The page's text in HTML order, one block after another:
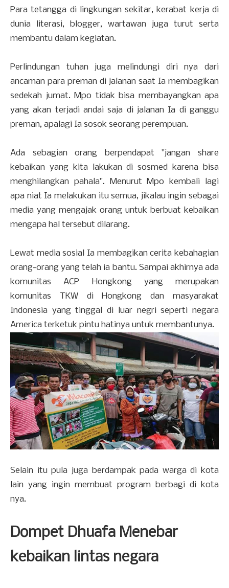
Para tetangga di lingkungan sekitar, kerabat kerja di
dunia literasi, blogger, wartawan juga turut serta
membantu dalam kegiatan.
Perlindungan tuhan juga melindungi diri nya dari
ancaman para preman di jalanan saat Ia membagikan
sedekah jumat. Mpo tidak bisa membayangkan apa
yang akan terjadi andai saja di jalanan Ia di ganggu
preman, apalagi Ia sosok seorang perempuan.
Ada sebagian orang berpendapat "jangan share
kebaikan yang kita lakukan di sosmed karena bisa
menghilangkan pahala". Menurut Mpo kembali lagi
apa niat Ia melakukan itu semua, jikalau ingin sebagai
media yang mengajak orang untuk berbuat kebaikan
mengapa hal tersebut dilarang.
Lewat media sosial Ia membagikan cerita kebahagian
orang-orang yang telah ia bantu. Sampai akhirnya ada
komunitas ACP Hongkong yang merupakan
komunitas TKW di Hongkong dan masyarakat
Indonesia yang tinggal di luar negri seperti negara
America terketuk pintu hatinya untuk membantunya.
Selain itu pula juga berdampak pada warga di kota
lain yang ingin membuat program berbagi di kota
nya.
Dompet Dhuafa Menebar
kebaikan lintas negara